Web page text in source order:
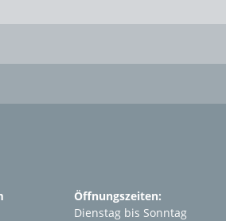
Öffnungszeiten:
Dienstag bis Sonntag